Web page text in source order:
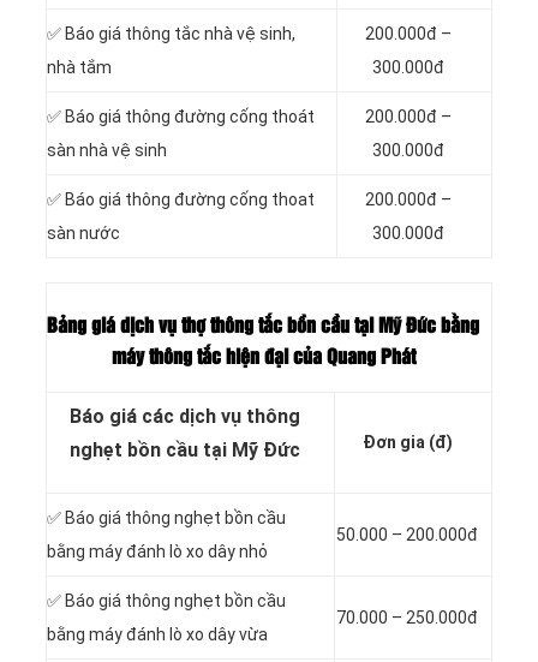
✅ Báo giá thông tắc nhà vệ sinh,
nhà tắm
200.000đ –
300.000đ
✅ Báo giá thông đường cống thoát
sàn nhà vệ sinh
200.000đ –
300.000đ
✅ Báo giá thông đường cống thoat
sàn nước
200.000đ –
300.000đ
Bảng giá dịch vụ thợ thông tắc bồn cầu tại Mỹ Đức bằng
máy thông tắc hiện đại của Quang Phát
Báo giá các dịch vụ thông
nghẹt bồn cầu tại Mỹ Đức
Đơn gia (đ)
✅ Báo giá thông nghẹt bồn cầu
bằng máy đánh lò xo dây nhỏ
50.000 – 200.000đ
✅ Báo giá thông nghẹt bồn cầu
bằng máy đánh lò xo dây vừa
70.000 – 250.000đ